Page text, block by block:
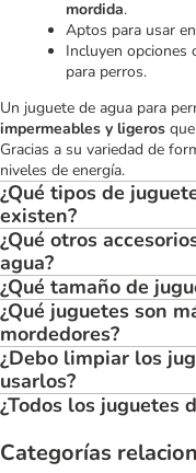
mordida.
Aptos para usar
Incluyen opciones
para perros.
Un juguete de agua para
impermeables y ligeros
Gracias a su variedad de
niveles de energía.
¿Qué tipos de
existen?
¿Qué otros
agua?
¿Qué tamaño de
¿Qué juguetes son
mordedores?
¿Debo limpiar los
usarlos?
¿Todos los juguetes
Categorías